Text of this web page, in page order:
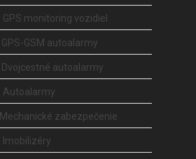
GPS monitoring vozidiel
GPS-GSM autoalarmy
Dvojcestné autoalarmy
Autoalarmy
Mechanické zabezpečenie
Imobilizéry